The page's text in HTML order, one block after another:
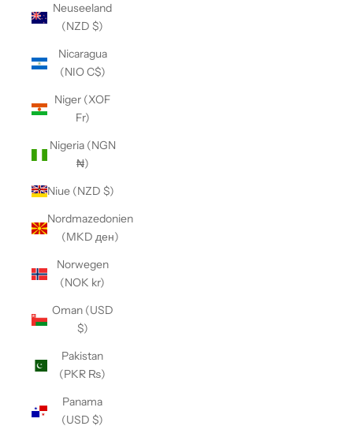
Neuseeland
(NZD $)
Nicaragua
(NIO C$)
Niger (XOF
Fr)
Nigeria (NGN
₦)
Niue (NZD $)
Nordmazedonien
(MKD ден)
Norwegen
(NOK kr)
Oman (USD
$)
Pakistan
(PKR ₨)
Panama
(USD $)